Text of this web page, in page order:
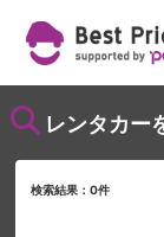
レンタカー
検索結果：0件